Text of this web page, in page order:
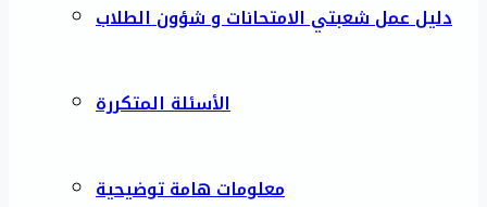
دليل عمل شعبتي الامتحانات و شؤون الطلاب
الأسئلة المتكررة
معلومات هامة توضيحية